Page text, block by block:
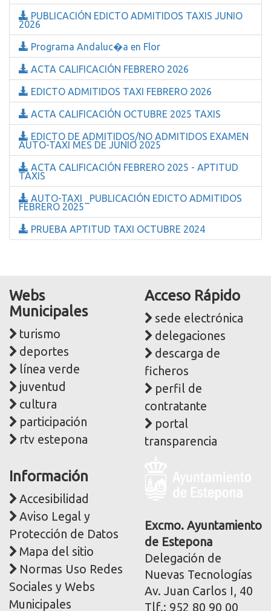
PUBLICACIÓN EDICTO ADMITIDOS TAXIS JUNIO
2026
Programa Andaluc�a en Flor
ACTA CALIFICACIÓN FEBRERO 2026
EDICTO ADMITIDOS TAXI FEBRERO 2026
ACTA CALIFICACIÓN OCTUBRE 2025 TAXIS
EDICTO DE ADMITIDOS/NO ADMITIDOS EXAMEN
AUTO-TAXI MES DE JUNIO 2025
ACTA CALIFICACIÓN FEBRERO 2025 - APTITUD
TAXIS
AUTO-TAXI _PUBLICACIÓN EDICTO ADMITIDOS
FEBRERO 2025
PRUEBA APTITUD TAXI OCTUBRE 2024
Webs
Municipales
turismo
deportes
línea verde
juventud
cultura
participación
rtv estepona
Acceso Rápido
sede electrónica
delegaciones
descarga de
ficheros
perfil de
contratante
portal
transparencia
Información
Accesibilidad
Aviso Legal y
Protección de Datos
Mapa del sitio
Normas Uso Redes
Sociales y Webs
Municipales
corporativa
Excmo. Ayuntamiento
de Estepona
Delegación de
Nuevas Tecnologías
Av. Juan Carlos I, 40
Tlf.: 952 80 90 00